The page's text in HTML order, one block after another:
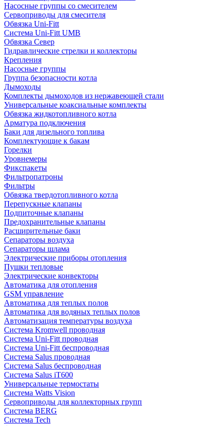
Насосные группы со смесителем
Сервоприводы для смесителя
Обвязка Uni-Fitt
Система Uni-Fitt UMB
Обвязка Север
Гидравлические стрелки и коллекторы
Крепления
Насосные группы
Группа безопасности котла
Дымоходы
Комплекты дымоходов из нержавеющей стали
Универсальные коаксиальные комплекты
Обвязка жидкотопливного котла
Арматура подключения
Баки для дизельного топлива
Комплектующие к бакам
Горелки
Уровнемеры
Фикспакеты
Фильтропатроны
Фильтры
Обвязка твердотопливного котла
Перепускные клапаны
Подпиточные клапаны
Предохранительные клапаны
Расширительные баки
Сепараторы воздуха
Сепараторы шлама
Электрические приборы отопления
Пушки тепловые
Электрические конвекторы
Автоматика для отопления
GSM управление
Автоматика для теплых полов
Автоматика для водяных теплых полов
Автоматизация температуры воздуха
Система Kromwell проводная
Система Uni-Fitt проводная
Система Uni-Fitt беспроводная
Система Salus проводная
Система Salus беспроводная
Система Salus iT600
Универсальные термостаты
Система Watts Vision
Сервоприводы для коллекторных групп
Система BERG
Система Tech